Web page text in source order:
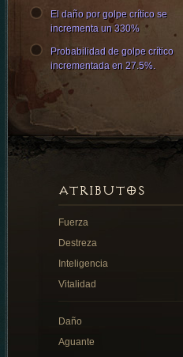
El daño por golpe crítico se
incrementa un 330%
Probabilidad de golpe crítico
incrementada en 27.5%.
ATRIBUTOS
Fuerza
Destreza
Inteligencia
Vitalidad
Daño
Aguante